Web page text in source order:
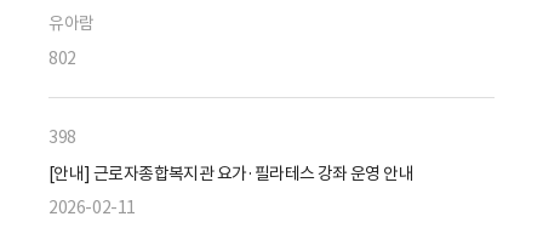
유아람
802
398
[안내] 근로자종합복지관 요가·필라테스 강좌 운영 안내
2026-02-11